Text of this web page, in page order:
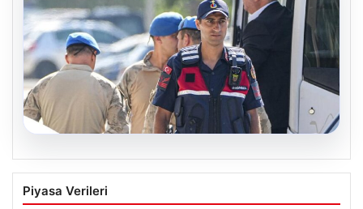
07.08.2026
Menderes Belediye Başkanı İlkay Çiçek
ve 9 Kişi Tutuklandı
Piyasa Verileri